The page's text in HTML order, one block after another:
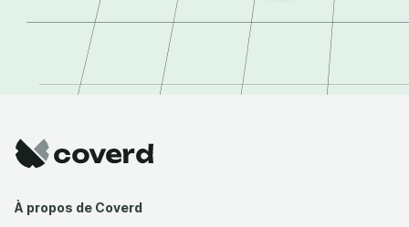
À propos de Coverd